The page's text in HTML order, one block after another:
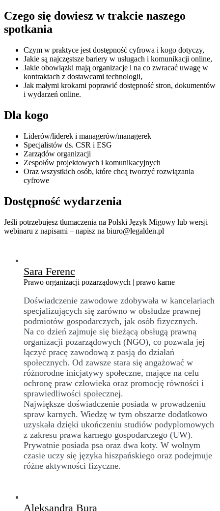
Czego się dowiesz w trakcie naszego
spotkania
Czym w praktyce jest dostępność cyfrowa i kogo dotyczy,
Jakie są najczęstsze bariery w usługach i komunikacji online,
Jakie obowiązki mają organizacje i na co zwracać uwagę w
kontraktach z dostawcami technologii,
Jak małymi krokami poprawić dostępność stron, dokumentów
i wydarzeń online.
Dla kogo
Liderów/liderek i managerów/managerek
Specjalistów ds. CSR i ESG
Zarządów organizacji
Zespołów projektowych i komunikacyjnych
Oraz wszystkich osób, które chcą tworzyć rozwiązania
cyfrowe
Dostępność wydarzenia
Jeśli potrzebujesz tłumaczenia na Polski Język Migowy lub wersji
webinaru z napisami – napisz na biuro@legalden.pl
Sara Ferenc
Doświadczenie zawodowe zdobywała w kancelariach
specjalizujących się zarówno w obsłudze prawnej
podmiotów gospodarczych, jak osób fizycznych.
Na co dzień zajmuje się bieżącą obsługą prawną
organizacji pozarządowych (NGO), co pozwala jej
łączyć pracę zawodową z pasją do działań
społecznych. Od zawsze stara się angażować w
różnorodne inicjatywy społeczne, mające na celu
ochronę praw człowieka oraz promocję równości i
sprawiedliwości społecznej.
Największe doświadczenie posiada w prowadzeniu
spraw karnych. Wiedzę w tym obszarze dodatkowo
uzyskała dzięki ukończeniu studiów podyplomowych
z zakresu prawa karnego gospodarczego (UW).
Prywatnie posiada psa oraz dwa koty. W wolnym
czasie uczy się języka hiszpańskiego oraz podejmuje
różne aktywności fizyczne.
Prawo organizacji pozarządowych | prawo karne
Aleksandra Bura